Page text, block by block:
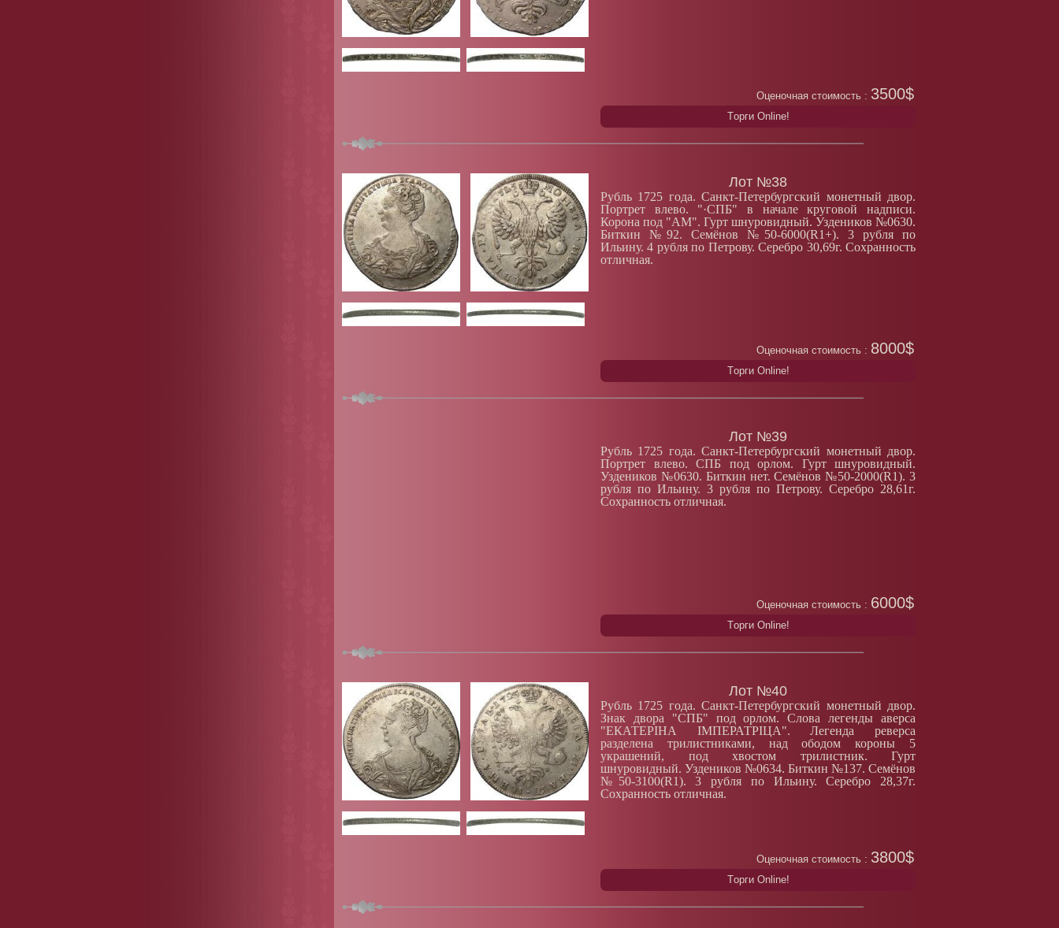
Оценочная стоимость : 3500$
Tорги Online!
Лот №38
Рубль 1725 года. Санкт-Петербургский монетный двор.
Портрет влево. "·СПБ" в начале круговой надписи.
Корона под "АМ". Гурт шнуровидный. Уздеников №0630.
Биткин №92. Семёнов №50-6000(R1+). 3 рубля по
Ильину. 4 рубля по Петрову. Серебро 30,69г. Сохранность
отличная.
Оценочная стоимость : 8000$
Tорги Online!
Лот №39
Рубль 1725 года. Санкт-Петербургский монетный двор.
Портрет влево. СПБ под орлом. Гурт шнуровидный.
Уздеников №0630. Биткин нет. Семёнов №50-2000(R1). 3
рубля по Ильину. 3 рубля по Петрову. Серебро 28,61г.
Сохранность отличная.
Оценочная стоимость : 6000$
Tорги Online!
Лот №40
Рубль 1725 года. Санкт-Петербургский монетный двор.
Знак двора "СПБ" под орлом. Слова легенды аверса
"ЕКАТЕРIНА IMПЕРАТРIЦА". Легенда реверса
разделена трилистниками, над ободом короны 5
украшений, под хвостом трилистник. Гурт
шнуровидный. Уздеников №0634. Биткин №137. Семёнов
№50-3100(R1). 3 рубля по Ильину. Серебро 28,37г.
Сохранность отличная.
Оценочная стоимость : 3800$
Tорги Online!